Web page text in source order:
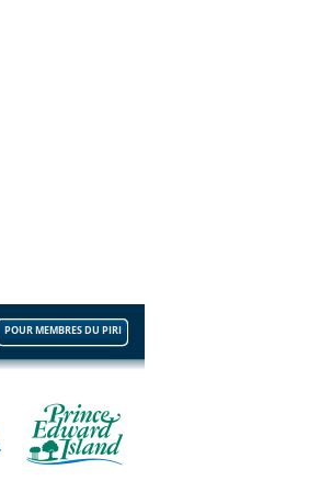
POUR MEMBRES DU PIRI